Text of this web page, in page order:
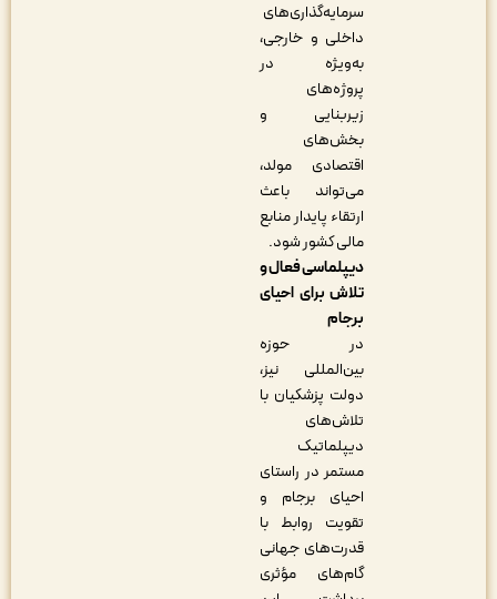
سرمایه‌گذاری‌های
داخلی و خارجی،
به‌ویژه در
پروژه‌های
زیربنایی و
بخش‌های
اقتصادی مولد،
می‌تواند باعث
ارتقاء پایدار منابع
مالی کشور شود.
دیپلماسی فعال و
تلاش برای احیای
در حوزه
بین‌المللی نیز،
دولت پزشکیان با
تلاش‌های
دیپلماتیک
مستمر در راستای
احیای برجام و
تقویت روابط با
قدرت‌های جهانی
گام‌های مؤثری